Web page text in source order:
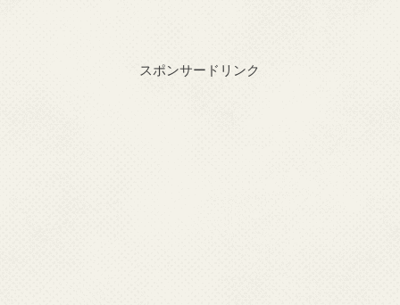
スポンサードリンク